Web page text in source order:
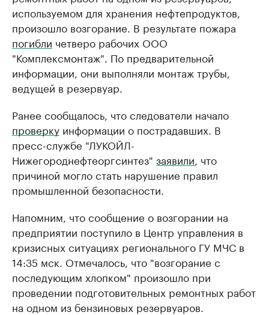
используемом для хранения нефтепродуктов,
произошло возгорание. В результате пожара
погибли четверо рабочих ООО
"Комплексмонтаж". По предварительной
информации, они выполняли монтаж трубы,
ведущей в резервуар.
Ранее сообщалось, что следователи начало
проверку информации о пострадавших. В
пресс-службе "ЛУКОЙЛ-
Нижегороднефтеоргсинтез" заявили , что
причиной могло стать нарушение правил
промышленной безопасности.
Напомним, что сообщение о возгорании на
предприятии поступило в Центр управления в
кризисных ситуациях регионального ГУ МЧС в
14:35 мск. Отмечалось, что "возгорание с
последующим хлопком" произошло при
проведении подготовительных ремонтных работ
на одном из бензиновых резервуаров.